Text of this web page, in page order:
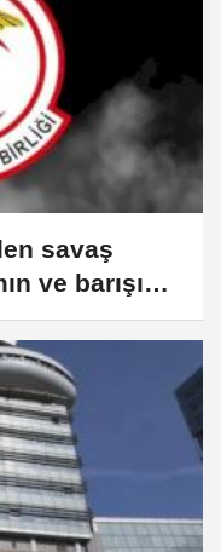
savaş
ve barışın